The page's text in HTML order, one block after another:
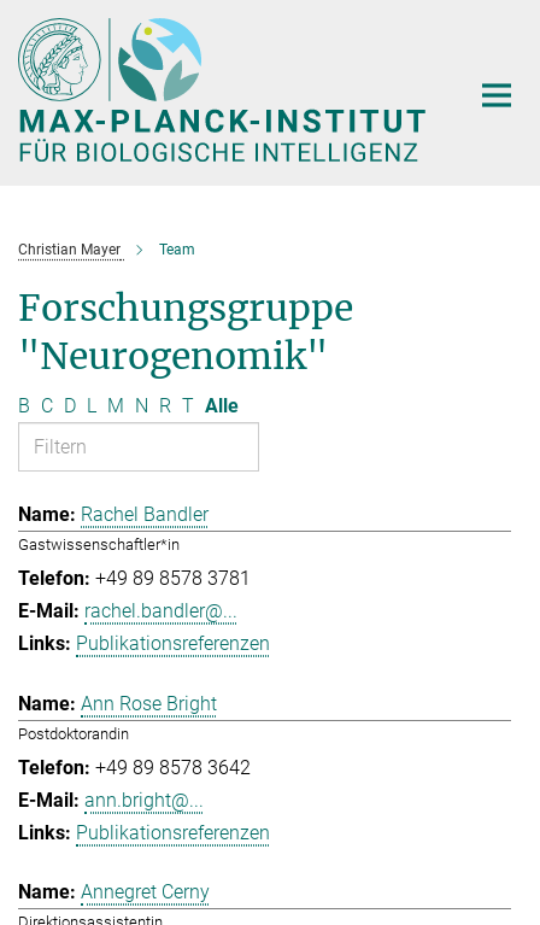
Hauptinhalt
Christian Mayer Team
Forschungsgruppe
"Neurogenomik"
B C D L M N R T Alle
Rachel Bandler
Gastwissenschaftler*in
+49 89 8578 3781
rachel.bandler@...
Publikationsreferenzen
Ann Rose Bright
Postdoktorandin
+49 89 8578 3642
ann.bright@...
Publikationsreferenzen
Annegret Cerny